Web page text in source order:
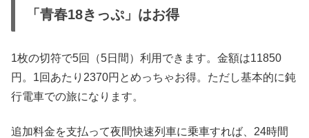
「青春18きっぷ」はお得
1枚の切符で5回（5日間）利用できます。金額は11850
円。1回あたり2370円とめっちゃお得。ただし基本的に鈍
行電車での旅になります。
追加料金を支払って夜間快速列車に乗車すれば、24時間